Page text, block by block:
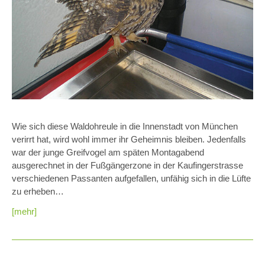
Wie sich diese Waldohreule in die Innenstadt von München
verirrt hat, wird wohl immer ihr Geheimnis bleiben. Jedenfalls
war der junge Greifvogel am späten Montagabend
ausgerechnet in der Fußgängerzone in der Kaufingerstrasse
verschiedenen Passanten aufgefallen, unfähig sich in die Lüfte
zu erheben…
[mehr]